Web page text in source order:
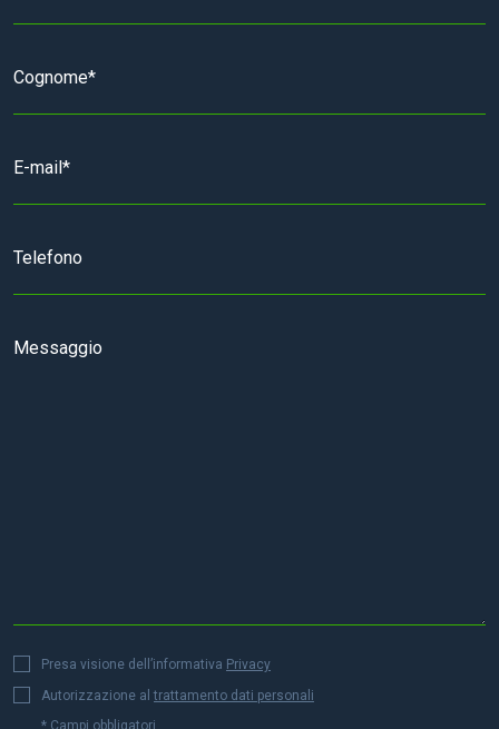
Presa visione dell’informativa Privacy
Autorizzazione altrattamento dati personali
* Campi obbligatori